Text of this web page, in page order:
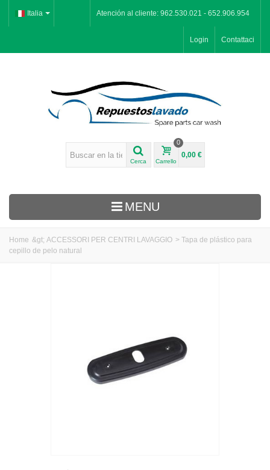
Atención al cliente: 962.530.021 - 652.906.954
Italia
Contattaci
Login
Cerca Carrello
0
0,00 €
MENU
Categorías
Home &gt; ACCESSORI PER CENTRI LAVAGGIO > Tapa de plástico para
cepillo de pelo natural